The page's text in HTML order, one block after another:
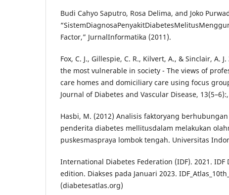
Budi Cahyo Saputro, Rosa Delima, and Joko
Factor,” JurnalInformatika (2011).
Fox, C. J., Gillespie, C. R., Kilvert, A., & Sinclair, A.
the most vulnerable in society - The views of
care homes and domiciliary care using focus
Journal of Diabetes and Vascular Disease,
Hasbi, M. (2012) Analisis faktoryang
penderita diabetes mellitusdalam melakukan
puskesmaspraya lombok tengah. Universitas
International Diabetes Federation (IDF). 2021. IDF
edition. Diakses pada Januari 2023.
(diabetesatlas.org)